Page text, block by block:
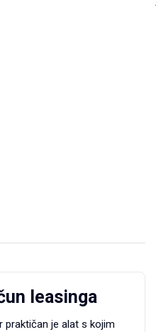
leasinga
praktičan je alat s kojim